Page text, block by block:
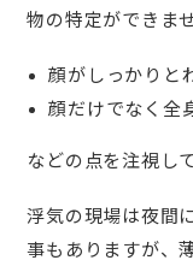
物の特定ができま
顔がしっかりと
顔だけでなく全
などの点を注視し
浮気の現場は夜間
事もありますが、